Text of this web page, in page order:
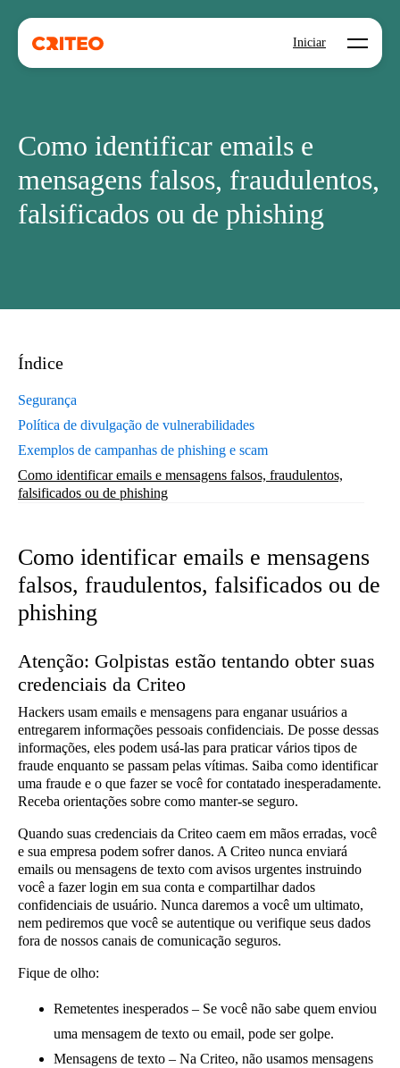
Iniciar Open
Como identificar emails e
mensagens falsos, fraudulentos,
falsificados ou de phishing
Índice
Segurança
Política de divulgação de vulnerabilidades
Exemplos de campanhas de phishing e scam
Como identificar emails e mensagens falsos, fraudulentos,
falsificados ou de phishing
Como identificar emails e mensagens
falsos, fraudulentos, falsificados ou de
phishing
Atenção: Golpistas estão tentando obter suas
credenciais da Criteo
Hackers usam emails e mensagens para enganar usuários a
entregarem informações pessoais confidenciais. De posse dessas
informações, eles podem usá-las para praticar vários tipos de
fraude enquanto se passam pelas vítimas. Saiba como identificar
uma fraude e o que fazer se você for contatado inesperadamente.
Receba orientações sobre como manter-se seguro.
Quando suas credenciais da Criteo caem em mãos erradas, você
e sua empresa podem sofrer danos. A Criteo nunca enviará
emails ou mensagens de texto com avisos urgentes instruindo
você a fazer login em sua conta e compartilhar dados
confidenciais de usuário. Nunca daremos a você um ultimato,
nem pediremos que você se autentique ou verifique seus dados
fora de nossos canais de comunicação seguros.
Fique de olho:
Remetentes inesperados – Se você não sabe quem enviou
uma mensagem de texto ou email, pode ser golpe.
Mensagens de texto – Na Criteo, não usamos mensagens